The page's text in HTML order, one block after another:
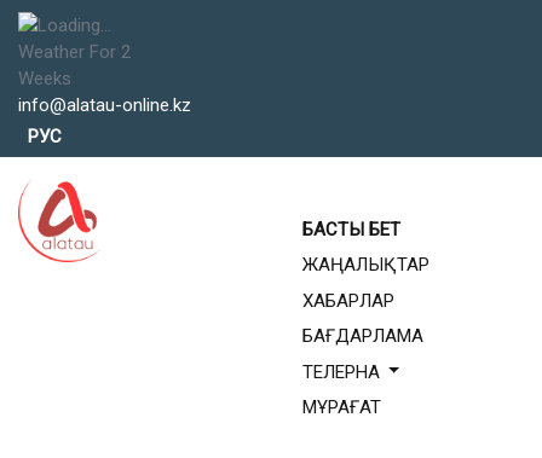
Weather For 2
Weeks
info@alatau-online.kz
Тіліңізді таңдаңыз
РУС
БАСТЫ БЕТ
ЖАҢАЛЫҚТАР
ХАБАРЛАР
БАҒДАРЛАМА
ТЕЛЕРНА
МҰРАҒАТ